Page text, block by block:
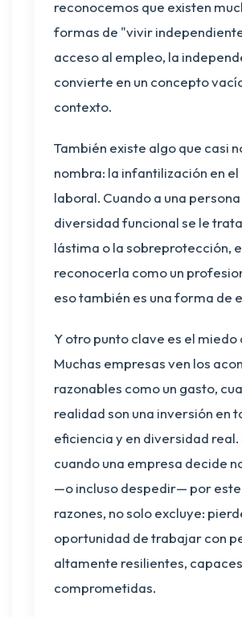
reconocemos que existen
formas de "vivir
acceso al empleo, la
convierte en un concepto
contexto.
También existe algo que casi
nombra: la infantilización en
laboral. Cuando a una
diversidad funcional se le
lástima o la sobreprotección,
reconocerla como un
eso también es una forma de
Y otro punto clave es el miedo
Muchas empresas ven los
razonables como un gasto,
realidad son una inversión en
eficiencia y en diversidad real.
cuando una empresa decide
—o incluso despedir— por
razones, no solo excluye:
oportunidad de trabajar con
altamente resilientes,
comprometidas.